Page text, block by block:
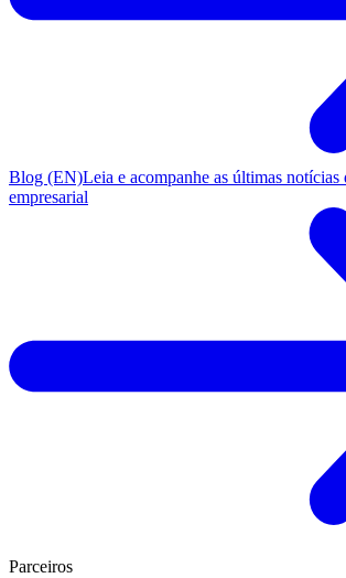
Blog (EN)Leia e acompanhe as últimas notícias
empresarial
Parceiros